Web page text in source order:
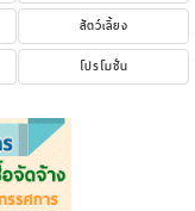
สัตว์เลี้ยง
โปรโมชั่น